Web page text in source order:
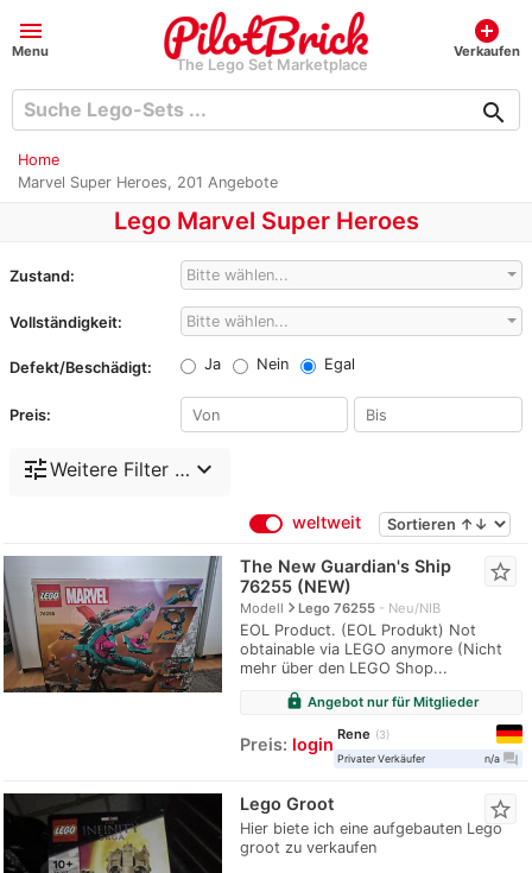
menu
Menu
The Lego Set Marketplace
add_circle
Verkaufen
search
Home
Marvel Super Heroes, 201 Angebote
Lego Marvel Super Heroes
Zustand: Bitte wählen...
Vollständigkeit: Bitte wählen...
Defekt/Beschädigt: Ja Nein Egal
Preis:
tuneWeitere Filter … expand_more
weltweit
The New Guardian's Ship
76255 (NEW)
Modellnavigate_nextLego 76255 Neu/NIB
EOL Product. (EOL Produkt) Not
obtainable via LEGO anymore (Nicht
mehr über den LEGO Shop...
star_border
lock Angebot nur für Mitglieder
Preis: login
Rene
3
Privater Verkäufer
n/a question_answer
Lego Groot
Hier biete ich eine aufgebauten Lego
groot zu verkaufen
star_border